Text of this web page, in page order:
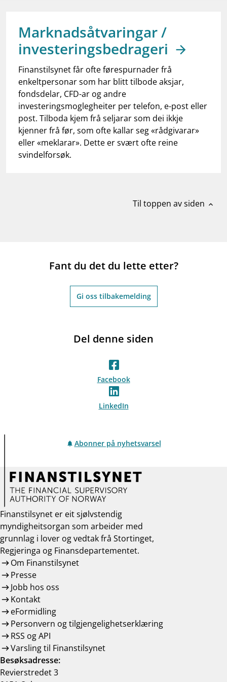
dashboardInformasjon for investorer
notifications_noneAbonner på nyhetsvarsel
Marknadsåtvaringar /
investeringsbedrageri
Finanstilsynet får ofte førespurnader frå
enkeltpersonar som har blitt tilbode aksjar,
fondsdelar, CFD-ar og andre
investeringsmoglegheiter per telefon, e-post eller
post. Tilboda kjem frå seljarar som dei ikkje
kjenner frå før, som ofte kallar seg «rådgivarar»
eller «meklarar». Dette er svært ofte reine
svindelforsøk.
Til toppen av siden expand_less
Fant du det du lette etter?
Gi oss tilbakemelding
Del denne siden
Facebook
LinkedIn
Abonner på nyhetsvarsel
Finanstilsynet er eit sjølvstendig
myndigheitsorgan som arbeider med
grunnlag i lover og vedtak frå Stortinget,
Regjeringa og Finansdepartementet.
Om Finanstilsynet
Presse
Jobb hos oss
Kontakt
eFormidling
Personvern og tilgjengelighetserklæring
RSS og API
Varsling til Finanstilsynet
Besøksadresse:
Revierstredet 3